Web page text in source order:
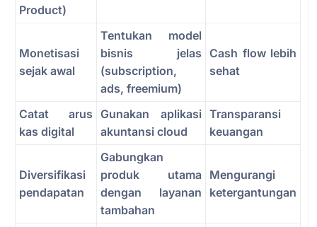
Product)
Monetisasi
sejak awal
Tentukan model
bisnis jelas
(subscription,
ads, freemium)
Cash flow lebih
sehat
Catat arus
kas digital
Gunakan aplikasi
akuntansi cloud
Transparansi
keuangan
Diversifikasi
pendapatan
Gabungkan
produk utama
dengan layanan
tambahan
Mengurangi
ketergantungan